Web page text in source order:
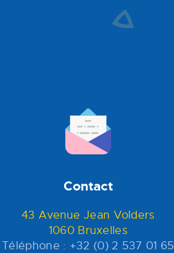
Contact
43 Avenue Jean Volders
1060 Bruxelles
Téléphone : +32 (0) 2 537 01 65